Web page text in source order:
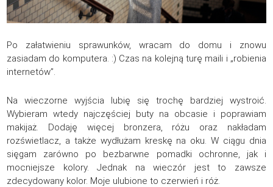
Po załatwieniu sprawunków, wracam do domu i znowu
zasiadam do komputera. :) Czas na kolejną turę maili i „robienia
internetów”.
Na wieczorne wyjścia lubię się trochę bardziej wystroić.
Wybieram wtedy najczęściej buty na obcasie i poprawiam
makijaż. Dodaję więcej bronzera, różu oraz nakładam
rozświetlacz, a także wydłużam kreskę na oku. W ciągu dnia
sięgam zarówno po bezbarwne pomadki ochronne, jak i
mocniejsze kolory. Jednak na wieczór jest to zawsze
zdecydowany kolor. Moje ulubione to czerwień i róż.